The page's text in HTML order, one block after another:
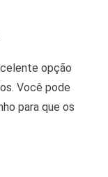
opção
Você pode
para que os